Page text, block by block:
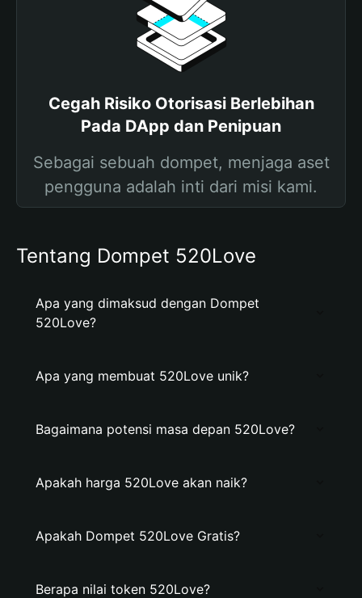
Cegah Risiko Otorisasi Berlebihan
Pada DApp dan Penipuan
Sebagai sebuah dompet, menjaga aset
pengguna adalah inti dari misi kami.
Tentang Dompet 520Love
Apa yang dimaksud dengan Dompet
520Love?
Apa yang membuat 520Love unik?
Bagaimana potensi masa depan 520Love?
Apakah harga 520Love akan naik?
Apakah Dompet 520Love Gratis?
Berapa nilai token 520Love?